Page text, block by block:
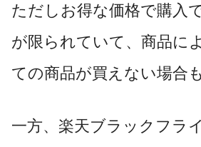
ただしお得な価格で購入
が限られていて、商品に
ての商品が買えない場合
一方、楽天ブラックフラ